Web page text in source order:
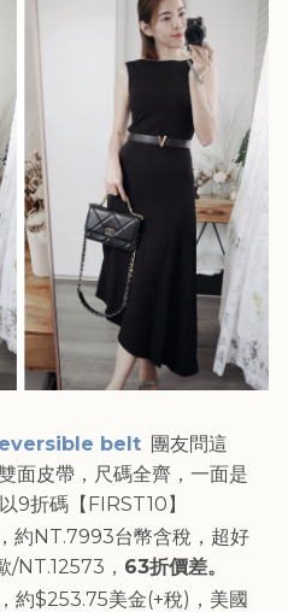
belt 團友問這
面皮帶，尺碼全齊，一面是
9折碼【FIRST10】
約NT.7993台幣含稅，超好
NT.12573， 63折價差。
約$253.75美金(+稅)，美國